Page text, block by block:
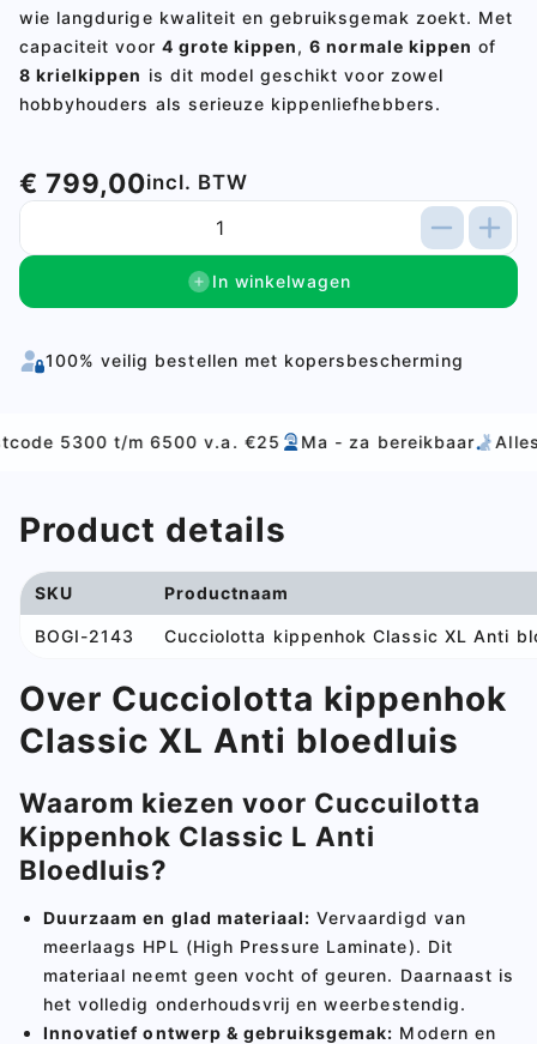
wie langdurige kwaliteit en gebruiksgemak zoekt. Met
capaciteit voor 4 grote kippen,6 normale kippen of
8 krielkippen is dit model geschikt voor zowel
hobbyhouders als serieuze kippenliefhebbers.
€ 799,00incl. BTW
In winkelwagen
100% veilig bestellen met kopersbescherming
t/m 6500 v.a. €25 Ma - za bereikbaar Alles voor
Product details
SKU Productnaam
BOGI-2143 Cucciolotta kippenhok Classic XL Anti
Over Cucciolotta kippenhok
Classic XL Anti bloedluis
Waarom kiezen voor Cuccuilotta
Kippenhok Classic L Anti
Bloedluis?
Duurzaam en glad materiaal: Vervaardigd van
meerlaags HPL (High Pressure Laminate). Dit
materiaal neemt geen vocht of geuren. Daarnaast is
het volledig onderhoudsvrij en weerbestendig.
Innovatief ontwerp & gebruiksgemak: Modern en